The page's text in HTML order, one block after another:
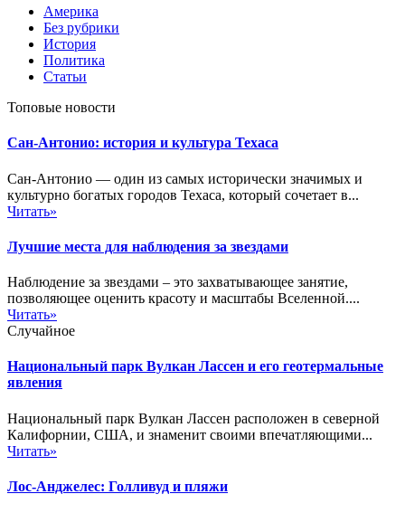
Америка
Без рубрики
История
Политика
Статьи
Топовые новости
Сан-Антонио: история и культура Техаса
Сан-Антонио — один из самых исторически значимых и
культурно богатых городов Техаса, который сочетает в...
Читать»
Лучшие места для наблюдения за звездами
Наблюдение за звездами – это захватывающее занятие,
позволяющее оценить красоту и масштабы Вселенной....
Читать»
Случайное
Национальный парк Вулкан Лассен и его геотермальные
явления
Национальный парк Вулкан Лассен расположен в северной
Калифорнии, США, и знаменит своими впечатляющими...
Читать»
Лос-Анджелес: Голливуд и пляжи